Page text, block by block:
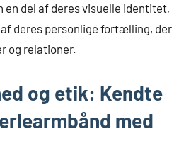
en del af deres visuelle identitet,
deres personlige fortælling, der
og relationer.
og etik: Kendte
med